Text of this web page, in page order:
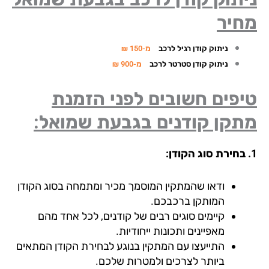
ניתוק קודן רגיל לרכב
מ-150 ₪
ניתוק קודן סטרטר לרכב
מ-900 ₪
חשובים לפני הזמנת
קודנים בגבעת שמואל:
ודאו שהמתקין המוסמך מכיר ומתמחה בסוג הקודן
המותקן ברכבכם.
קיימים סוגים רבים של קודנים, לכל אחד מהם
מאפיינים ותכונות ייחודיות.
התייעצו עם המתקין בנוגע לבחירת הקודן המתאים
ביותר לצרכים ולמטרות שלכם.